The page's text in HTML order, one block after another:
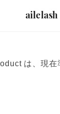
ailelash
は、現在